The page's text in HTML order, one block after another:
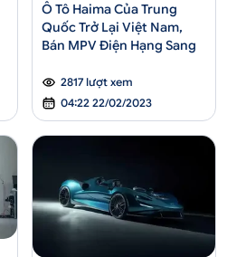
Ô Tô Haima Của Trung
Quốc Trở Lại Việt Nam,
Bán MPV Điện Hạng Sang
2817 lượt xem
04:22 22/02/2023